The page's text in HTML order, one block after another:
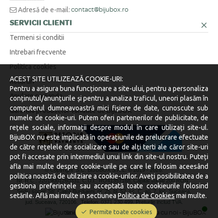
Adresă de e-mail: contact@bijubox.ro
SERVICII CLIENTI
Termeni si conditii
Intrebari frecvente
Politica cookies
Retururi
Anulare comanda
Garantia produselor vandute de BijuBOX
© Copyright S.C. BIJUBOX S.R.L. © 2019 -2026.
Nr. R.C.: J2019001260331, C.U.I.: RO41357168, Capital social 200 RON.
Sediu social: Str. Calea Burdujeni, nr. 25, bl. 52, sc. C, ap. 7, loc. Suceava,
jud. Suceava, 720106.
Telefon: 0371 230 499. Preturile includ TVA.
Stocurile sunt afișate în timp real.
Permite toate cookies
ACEST SITE UTILIZEAZĂ COOKIE-URI:
Pentru a asigura buna funcționare a site-ului, pentru a personaliza
conținutul/anunțurile și pentru a analiza traficul, uneori plasăm în
computerul dumneavoastră mici fișiere de date, cunoscute sub
numele de cookie-uri. Putem oferi partenerilor de publicitate, de
rețele sociale, informații despre modul în care utilizați site-ul.
BijuBOX nu este implicată în operațiunile de prelucrare efectuate
de către rețelele de socializare sau de alți terti ale căror site-uri
pot fi accesate prin intermediul unui link din site-ul nostru. Puteți
afla mai multe despre cookie-urile pe care le folosim aceesând
politica noastră de utilziare a cookie-urilor. Aveți posibilitatea de a
gestiona preferințele sau acceptată toate cookieurile folosind
setările. Află mai multe in sectiunea Politica de Cookiesmai multe.